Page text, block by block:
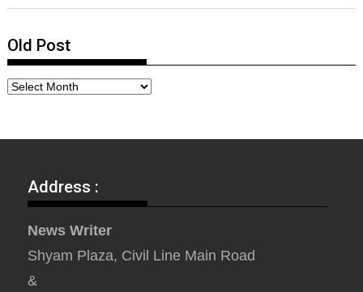
Old Post
Address :
News Writer
Shyam Plaza, Civil Line Main Road
&